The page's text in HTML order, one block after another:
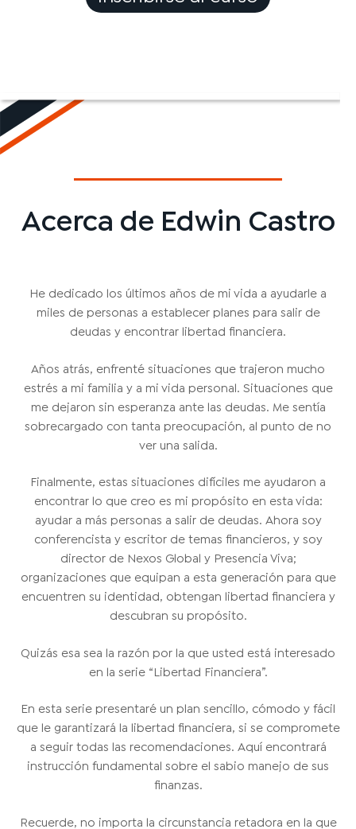
Acerca de Edwin Castro
He dedicado los últimos años de mi vida a ayudarle a
miles de personas a establecer planes para salir de
deudas y encontrar libertad financiera.
Años atrás, enfrenté situaciones que trajeron mucho
estrés a mi familia y a mi vida personal. Situaciones que
me dejaron sin esperanza ante las deudas. Me sentía
sobrecargado con tanta preocupación, al punto de no
ver una salida.
Finalmente, estas situaciones difíciles me ayudaron a
encontrar lo que creo es mi propósito en esta vida:
ayudar a más personas a salir de deudas. Ahora soy
conferencista y escritor de temas financieros, y soy
director de Nexos Global y Presencia Viva;
organizaciones que equipan a esta generación para que
encuentren su identidad, obtengan libertad financiera y
descubran su propósito.
Quizás esa sea la razón por la que usted está interesado
en la serie “Libertad Financiera”.
En esta serie presentaré un plan sencillo, cómodo y fácil
que le garantizará la libertad financiera, si se compromete
a seguir todas las recomendaciones. Aquí encontrará
instrucción fundamental sobre el sabio manejo de sus
finanzas.
Recuerde, no importa la circunstancia retadora en la que